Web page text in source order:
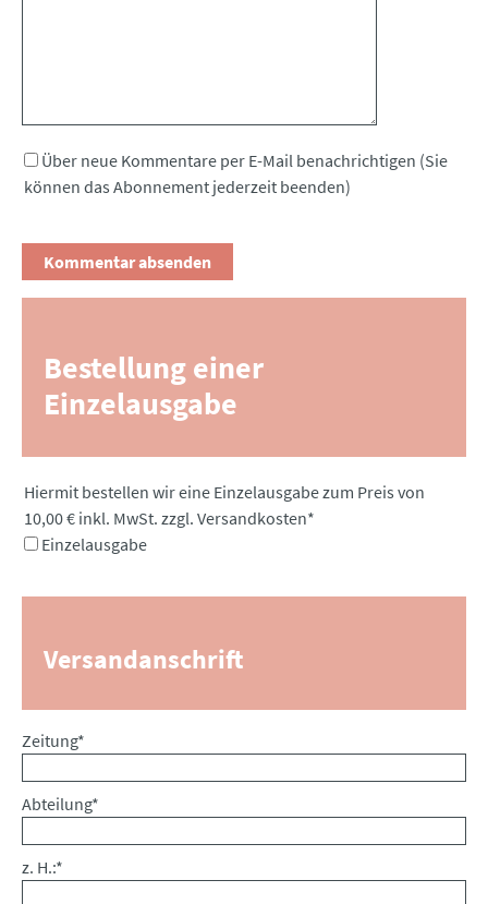
Über neue Kommentare per E-Mail benachrichtigen (Sie
können das Abonnement jederzeit beenden)
Bestellung einer
Einzelausgabe
Pflichtfeld
Hiermit bestellen wir eine Einzelausgabe zum Preis von
10,00 € inkl. MwSt. zzgl. Versandkosten*
Einzelausgabe
Versandanschrift
Pflichtfeld
Zeitung*
Pflichtfeld
Abteilung*
Pflichtfeld
z. H.:*